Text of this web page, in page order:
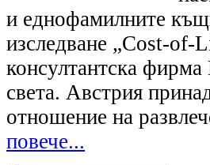
и еднофамилните
изследване „Cost-of-
консултантска
света. Австрия
отношение на
повече...